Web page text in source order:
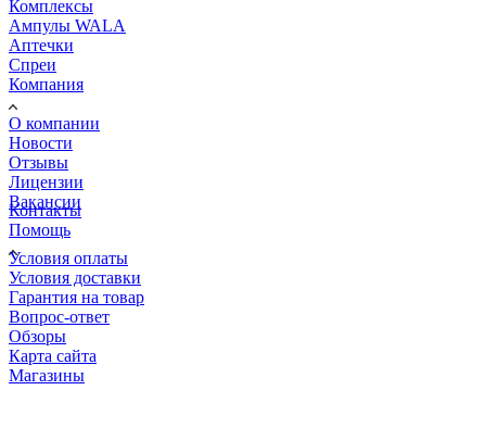
Комплексы
Ампулы WALA
Аптечки
Спреи
Компания
О компании
Новости
Отзывы
Лицензии
Вакансии
Контакты
Помощь
Условия оплаты
Условия доставки
Гарантия на товар
Вопрос-ответ
Обзоры
Карта сайта
Магазины